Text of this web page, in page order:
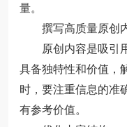
量。
撰写高质量原创
原创内容是吸引用
具备独特性和价值，
时，要注重信息的准
有参考价值。